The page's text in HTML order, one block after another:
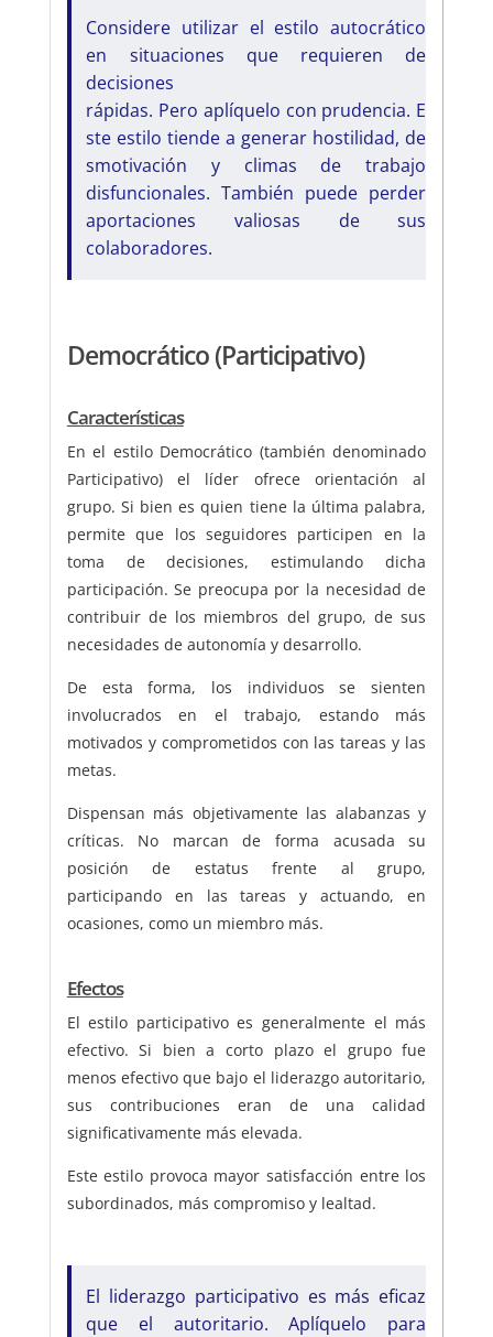
Considere utilizar el estilo autocrático
en situaciones que requieren de
decisiones
rápidas. Pero aplíquelo con prudencia. E
ste estilo tiende a generar hostilidad, de
smotivación y climas de trabajo
disfuncionales. También puede perder
aportaciones valiosas de sus
colaboradores.
Democrático (Participativo)
Características
En el estilo Democrático (también denominado
Participativo) el líder ofrece orientación al
grupo. Si bien es quien tiene la última palabra,
permite que los seguidores participen en la
toma de decisiones, estimulando dicha
participación. Se preocupa por la necesidad de
contribuir de los miembros del grupo, de sus
necesidades de autonomía y desarrollo.
De esta forma, los individuos se sienten
involucrados en el trabajo, estando más
motivados y comprometidos con las tareas y las
metas.
Dispensan más objetivamente las alabanzas y
críticas. No marcan de forma acusada su
posición de estatus frente al grupo,
participando en las tareas y actuando, en
ocasiones, como un miembro más.
Efectos
El estilo participativo es generalmente el más
efectivo. Si bien a corto plazo el grupo fue
menos efectivo que bajo el liderazgo autoritario,
sus contribuciones eran de una calidad
significativamente más elevada.
Este estilo provoca mayor satisfacción entre los
subordinados, más compromiso y lealtad.
El liderazgo participativo es más eficaz
que el autoritario. Aplíquelo para